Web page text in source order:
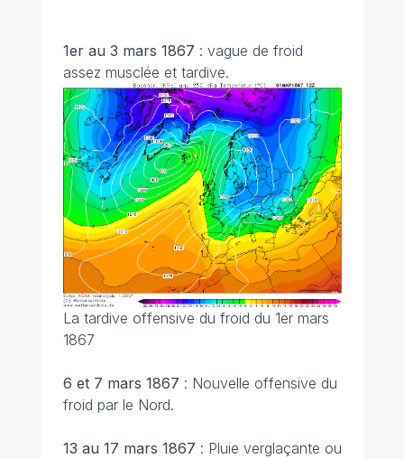
1er au 3 mars 1867 : vague de froid
assez musclée et tardive.
La tardive offensive du froid du 1er mars
1867
6 et 7 mars 1867 : Nouvelle offensive du
froid par le Nord.
13 au 17 mars 1867 : Pluie verglaçante ou